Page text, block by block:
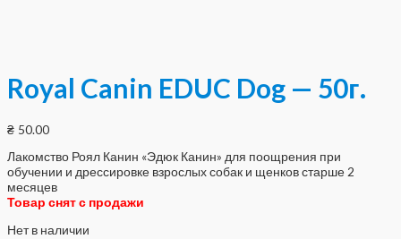
Royal Canin EDUC Dog — 50г.
₴ 50.00
Лакомство Роял Канин «Эдюк Канин» для поощрения при
обучении и дрессировке взрослых собак и щенков старше 2
месяцев
Товар снят с продажи
Нет в наличии